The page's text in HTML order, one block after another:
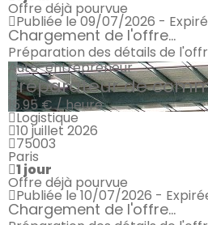
Offre déjà pourvue
Publiée le 09/07/2026 -
Chargement de l'offre...
Préparation des détails de
Auto-entrepreneur
Préparateur de
15.95 € / heure
Logistique
10 juillet 2026
75003
Paris
1 jour
Offre déjà pourvue
Publiée le 10/07/2026 -
Chargement de l'offre...